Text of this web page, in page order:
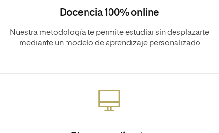
Docencia 100% online
Nuestra metodología te permite estudiar sin desplazarte
mediante un modelo de aprendizaje personalizado